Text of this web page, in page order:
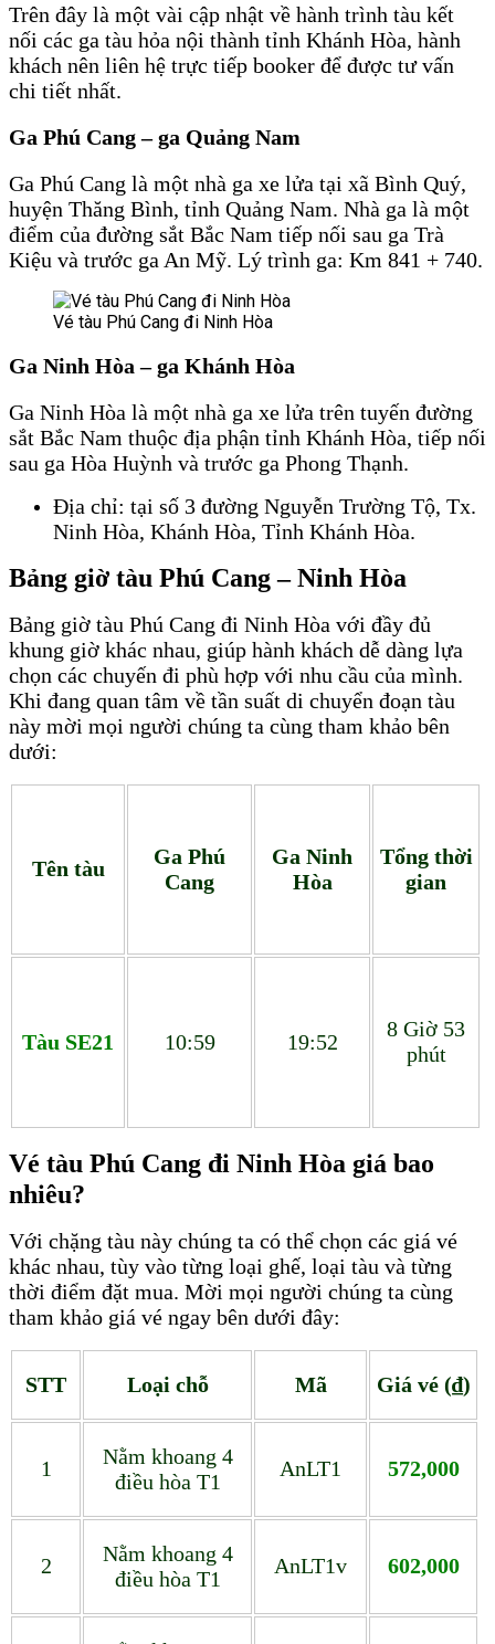
Trên đây là một vài cập nhật về hành trình tàu kết
nối các ga tàu hỏa nội thành tỉnh Khánh Hòa, hành
khách nên liên hệ trực tiếp booker để được tư vấn
chi tiết nhất.
Ga Phú Cang – ga Quảng Nam
Ga Phú Cang là một nhà ga xe lửa tại xã Bình Quý,
huyện Thăng Bình, tỉnh Quảng Nam. Nhà ga là một
điểm của đường sắt Bắc Nam tiếp nối sau ga Trà
Kiệu và trước ga An Mỹ. Lý trình ga: Km 841 + 740.
Vé tàu Phú Cang đi Ninh Hòa
Ga Ninh Hòa – ga Khánh Hòa
Ga Ninh Hòa là một nhà ga xe lửa trên tuyến đường
sắt Bắc Nam thuộc địa phận tỉnh Khánh Hòa, tiếp nối
sau ga Hòa Huỳnh và trước ga Phong Thạnh.
Địa chỉ: tại số 3 đường Nguyễn Trường Tộ, Tx.
Ninh Hòa, Khánh Hòa, Tỉnh Khánh Hòa.
Bảng giờ tàu Phú Cang – Ninh Hòa
Bảng giờ tàu Phú Cang đi Ninh Hòa với đầy đủ
khung giờ khác nhau, giúp hành khách dễ dàng lựa
chọn các chuyến đi phù hợp với nhu cầu của mình.
Khi đang quan tâm về tần suất di chuyển đoạn tàu
này mời mọi người chúng ta cùng tham khảo bên
dưới:
Tên tàu
Ga Phú
Cang
Ga Ninh
Hòa
Tổng thời
gian
Tàu SE21 10:59 19:52
8 Giờ 53
phút
Vé tàu Phú Cang đi Ninh Hòa giá bao
nhiêu?
Với chặng tàu này chúng ta có thể chọn các giá vé
khác nhau, tùy vào từng loại ghế, loại tàu và từng
thời điểm đặt mua. Mời mọi người chúng ta cùng
tham khảo giá vé ngay bên dưới đây:
STT Loại chỗ Mã Giá vé (₫)
1
Nằm khoang 4
điều hòa T1
AnLT1 572,000
2
Nằm khoang 4
điều hòa T1
AnLT1v 602,000